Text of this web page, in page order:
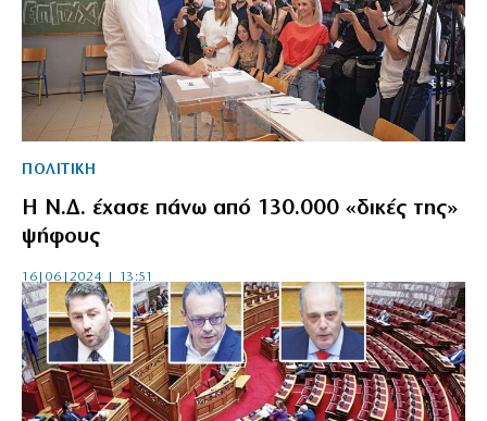
ΠΟΛΙΤΙΚΗ
Η Ν.Δ. έχασε πάνω από 130.000 «δικές της»
ψήφους
16|06|2024 | 13:51